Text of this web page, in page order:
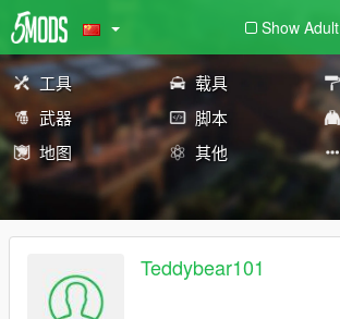
Show Adult
工具 载具
武器
脚本
地图
其他
Teddybear101